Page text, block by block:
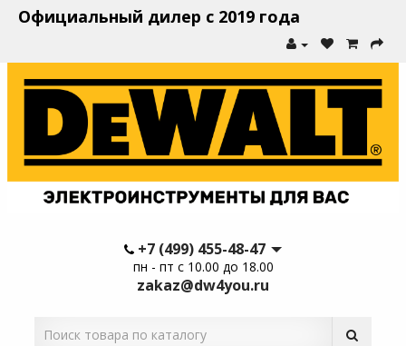
Официальный дилер с 2019 года
+7 (499) 455-48-47
пн - пт с 10.00 до 18.00
zakaz@dw4you.ru